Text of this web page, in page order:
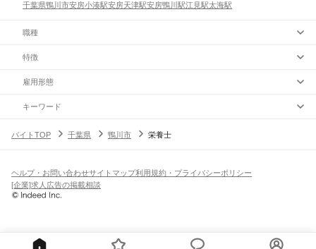
千葉県鴨川市安房小湊駅安房天津駅安房鴨川駅江見駅太海駅
職種
特徴
雇用形態
キーワード
バイトTOP 千葉県 鴨川市 栄養士
ヘルプ・お問い合わせサイトマップ利用規約・プライバシーポリシー
[企業]求人広告の掲載相談